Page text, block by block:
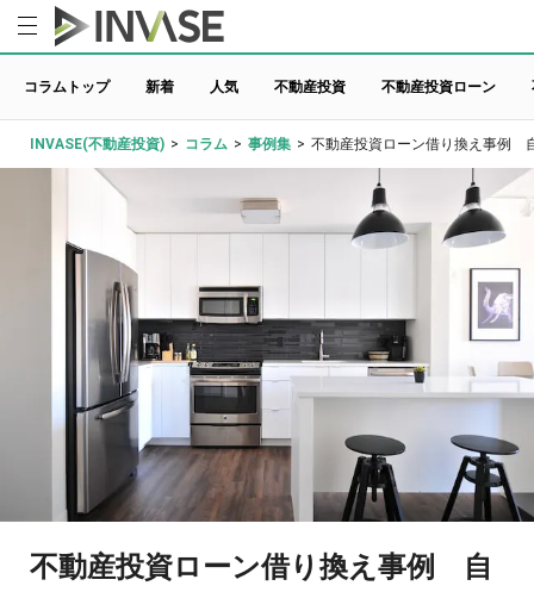
コラムトップ 新着 人気 不動産投資 不動産投資ローン
INVASE(不動産投資) > コラム > 事例集 > 不動産投資ローン借り換え事例
不動産投資ローン借り換え事例 自